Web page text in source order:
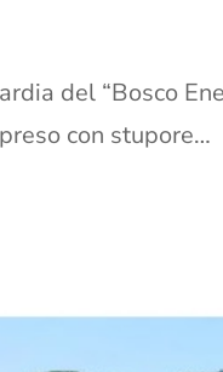
del “Bosco
con stupore…